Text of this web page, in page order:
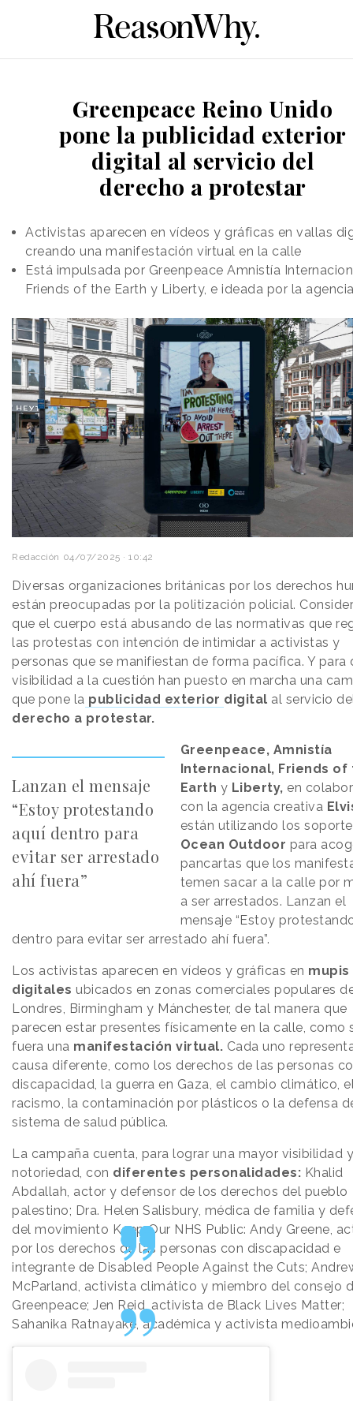
Greenpeace Reino Unido
pone la publicidad exterior
digital al servicio del
derecho a protestar
Activistas aparecen en vídeos y gráficas en vallas
creando una manifestación virtual en la calle
Está impulsada por Greenpeace Amnistía
Friends of the Earth y Liberty, e ideada por la
Redacción 04/07/2025 · 10:42
Diversas organizaciones británicas por los derechos
están preocupadas por la politización policial.
que el cuerpo está abusando de las normativas que
las protestas con intención de intimidar a activistas y
personas que se manifiestan de forma pacífica. Y para
visibilidad a la cuestión han puesto en marcha una
que pone la publicidad exterior digital al servicio
derecho a protestar.
Lanzan el mensaje
“Estoy protestando
aquí dentro para
evitar ser arrestado
ahí fuera”
Greenpeace, Amnistía
Internacional, Friends of
Earth y Liberty, en
con la agencia creativa
están utilizando los
Ocean Outdoor para
pancartas que los
temen sacar a la calle por
a ser arrestados. Lanzan el
mensaje “Estoy
dentro para evitar ser arrestado ahí fuera”.
Los activistas aparecen en vídeos y gráficas en mupis
digitales ubicados en zonas comerciales populares
Londres, Birmingham y Mánchester, de tal manera que
parecen estar presentes físicamente en la calle, como
fuera una manifestación virtual. Cada uno
causa diferente, como los derechos de las personas
discapacidad, la guerra en Gaza, el cambio climático,
racismo, la contaminación por plásticos o la defensa
sistema de salud pública.
La campaña cuenta, para lograr una mayor visibilidad y
notoriedad, con diferentes personalidades: Khalid
Abdallah, actor y defensor de los derechos del pueblo
palestino; Dra. Helen Salisbury, médica de familia y
del movimiento Keep Our NHS Public: Andy Greene,
por los derechos de las personas con discapacidad e
integrante de Disabled People Against the Cuts;
McParland, activista climático y miembro del consejo
Greenpeace; Jen Reid, activista de Black Lives Matter;
Sahanika Ratnayake, académica y activista